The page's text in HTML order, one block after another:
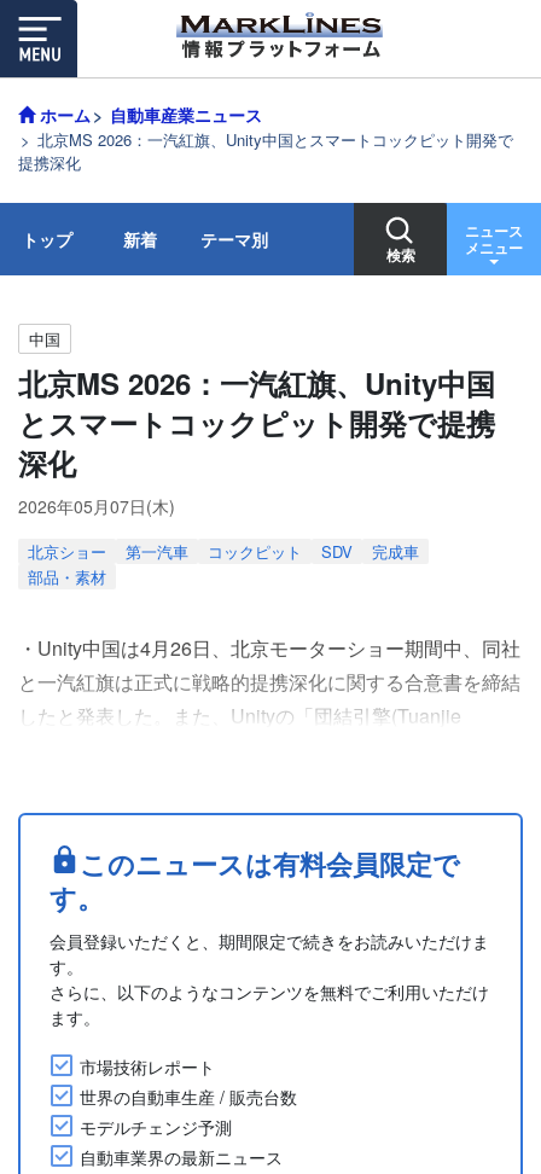
ホーム 自動車産業ニュース
北京MS 2026：一汽紅旗、Unity中国とスマートコックピット開発で
提携深化
トップ 新着 テーマ別
検索
ニュース
メニュー
中国
北京MS 2026：一汽紅旗、Unity中国
とスマートコックピット開発で提携
深化
2026年05月07日(木)
北京ショー 第一汽車 コックピット SDV
完成車
部品・素材
・Unity中国は4月26日、北京モーターショー期間中、同社
と一汽紅旗は正式に戦略的提携深化に関する合意書を締結
したと発表した。また、Unityの「団結引擎(Tuanjie
・AI霊動粒子システム」は、粒子をヒューマンマシンイン
タラクション(HMI)のコアメディアとして、音声アシスタ
ント、デスクトップ、アプリケーションなどフルシナリオ
のインタラクションをつ....
このニュースは有料会員限定で
す。
会員登録いただくと、期間限定で続きをお読みいただけま
す。
さらに、以下のようなコンテンツを無料でご利用いただけ
ます。
市場技術レポート
世界の自動車生産 / 販売台数
モデルチェンジ予測
自動車業界の最新ニュース